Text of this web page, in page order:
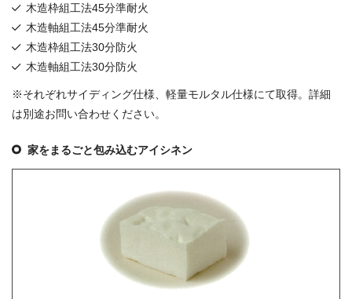
木造枠組工法45分準耐火
木造軸組工法45分準耐火
木造枠組工法30分防火
木造軸組工法30分防火
※それぞれサイディング仕様、軽量モルタル仕様にて取得。詳細
は別途お問い合わせください。
家をまるごと包み込むアイシネン